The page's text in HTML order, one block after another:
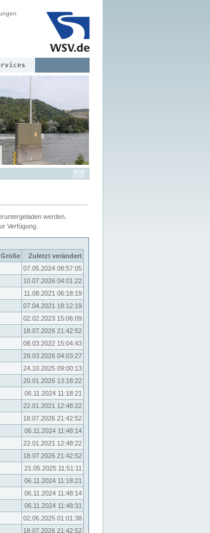
werden.
Verfügung.
Größe
Zuletzt verändert
07.05.2024 08:57:05
10.07.2026 04:01:22
11.08.2021 06:18:19
07.04.2021 18:12:19
02.02.2023 15:06:09
18.07.2026 21:42:52
08.03.2022 15:04:43
29.03.2026 04:03:27
24.10.2025 09:00:13
20.01.2026 13:18:22
06.11.2024 11:18:21
22.01.2021 12:48:22
18.07.2026 21:42:52
06.11.2024 11:48:14
22.01.2021 12:48:22
18.07.2026 21:42:52
21.05.2025 11:51:11
06.11.2024 11:18:21
06.11.2024 11:48:14
06.11.2024 11:48:31
02.06.2025 01:01:38
18.07.2026 21:42:52